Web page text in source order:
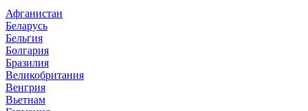
Афганистан
Беларусь
Бельгия
Болгария
Бразилия
Великобритания
Венгрия
Вьетнам